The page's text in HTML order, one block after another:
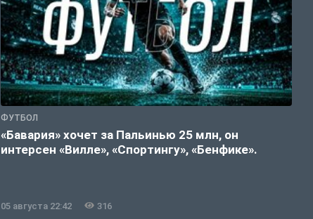
ФУТБОЛ
«Бавария» хочет за Пальинью 25 млн, он
интерсен «Вилле», «Спортингу», «Бенфике».
05 августа 22:42 316